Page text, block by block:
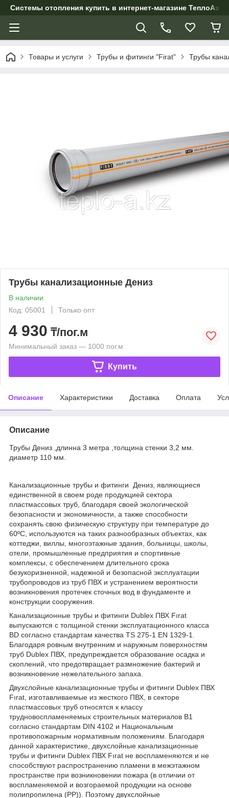
Системы отопления купить в интернет-магазине ТеплоАзии
Товары и услуги Трубы и фитинги "Firat" Трубы
Трубы канализационные Дениз
В наличии
Код: 05001
Только опт
4 930 ₸/пог.м
Минимальный заказ — 1000 пог.м
Купить
Описание Характеристики Доставка Оплата
Описание
Трубы Дениз ,длинна 3 метра ,толщина стенки 3,2 мм.
диаметр 110 мм.
Канализационные трубы и фитинги Дениз, являющиеся
единственной в своем роде продукцией сектора
пластмассовых труб, благодаря своей экологической
безопасности и экономичности, а также способности
сохранять свою физическую структуру при температуре до
60ºC, используются на таких разнообразных объектах, как
коттеджи, виллы, многоэтажные здания, больницы, школы,
отели, промышленные предприятия и спортивные
комплексы, с обеспечением длительного срока
безукоризненной, надежной и безопасной эксплуатации
трубопроводов из труб ПВХ и устранением вероятности
возникновения протечек сточных вод в фундаменте и
конструкции сооружения.
Канализационные трубы и фитинги Dublex ПВХ Fırat
выпускаются с толщиной стенки эксплуатационного класса
BD согласно стандартам качества TS 275-1 EN 1329-1.
Благодаря ровным внутренним и наружным поверхностям
труб Dublex ПВХ, предупреждается образование осадка и
скоплений, что предотвращает размножение бактерий и
возникновение нежелательного запаха.
Двухслойные канализационные трубы и фитинги Dublex ПВХ
Fırat, изготавливаемые из жесткого ПВХ, в секторе
пластмассовых труб относятся к классу
трудновоспламеняемых строительных материалов B1
согласно стандартам DIN 4102 и Национальным
противопожарным нормативным положениям. Благодаря
данной характеристике, двухслойные канализационные
трубы и фитинги Dublex ПВХ Fırat не воспламеняются и не
способствуют распространению пламени в межэтажном
пространстве при возникновении пожара (в отличии от
воспламеняемой и возгораемой продукции на основе
полипропилена (PP)). Поэтому двухслойные